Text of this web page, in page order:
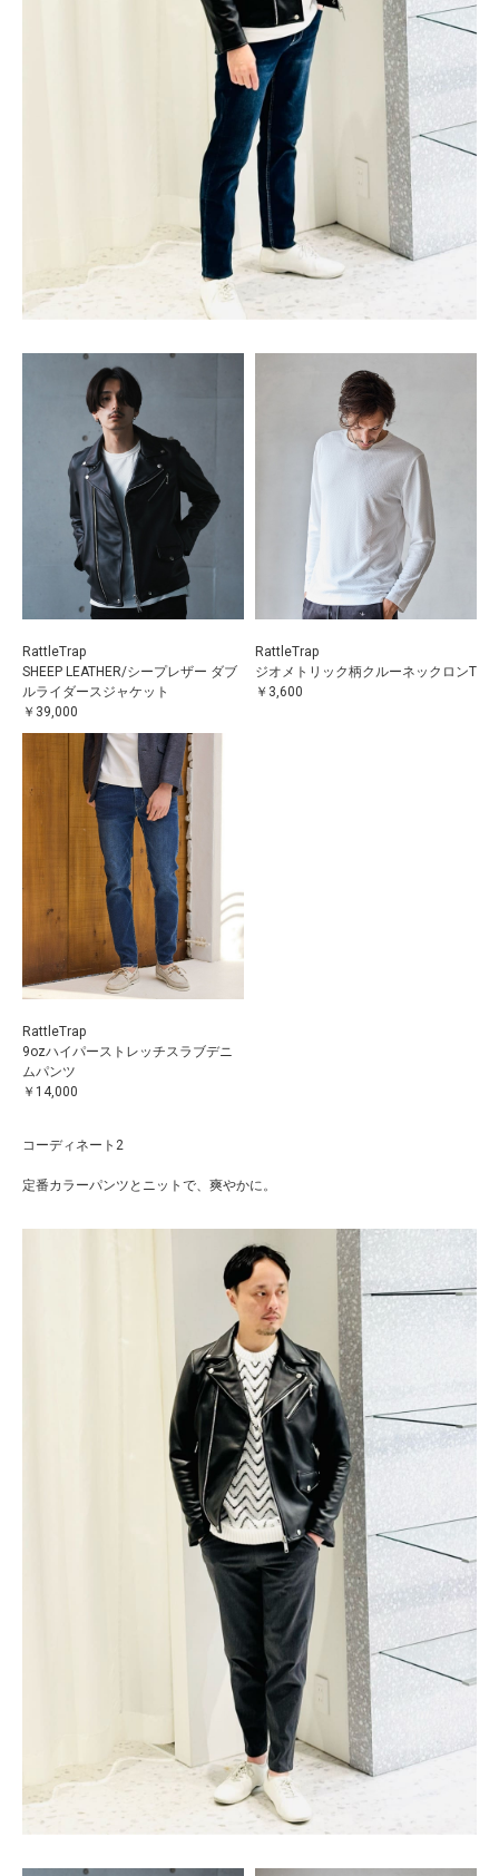
RattleTrap
SHEEP LEATHER/シープレザー ダブ
ルライダースジャケット
￥39,000
RattleTrap
ジオメトリック柄クルーネックロンT
￥3,600
RattleTrap
9ozハイパーストレッチスラブデニ
ムパンツ
￥14,000
コーディネート2
定番カラーパンツとニットで、爽やかに。